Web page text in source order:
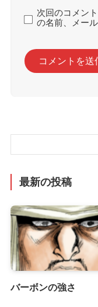
次回のコメン
の名前、メー
最新の投稿
バーボンの強さ